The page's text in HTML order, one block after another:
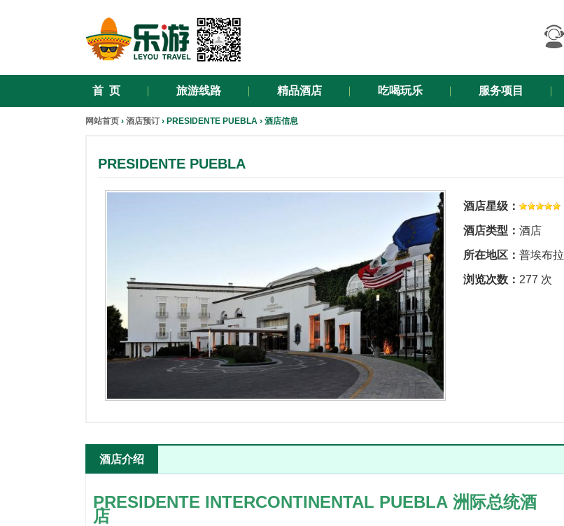
首 页 旅游线路 精品酒店 吃喝玩乐 服务项目
网站首页 › 酒店预订 › PRESIDENTE PUEBLA › 酒店信息
PRESIDENTE PUEBLA
酒店星级：
酒店类型： 酒店
所在地区： 普埃布拉
浏览次数： 277 次
酒店介绍
PRESIDENTE INTERCONTINENTAL PUEBLA 洲际总统酒
店